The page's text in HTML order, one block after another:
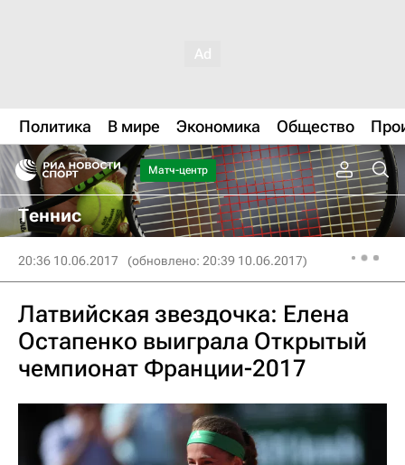
Политика В мире Экономика Общество
Матч-центр
Теннис
20:36 10.06.2017 (обновлено: 20:39 10.06.2017)
Латвийская звездочка: Елена
Остапенко выиграла Открытый
чемпионат Франции-2017